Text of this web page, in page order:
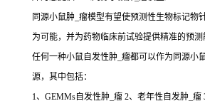
同源小鼠肿_瘤模型有望使预测性生物标记物
为可能，并为药物临床前试验提供精准的预测
任何一种小鼠自发性肿_瘤都可以作为同源小
源，其中包括：
1、GEMMs自发性肿_瘤 2、老年性自发肿_瘤